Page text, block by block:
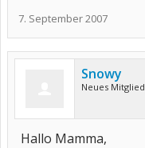
7. September 2007
Snowy
Neues Mitglied
Hallo Mamma,